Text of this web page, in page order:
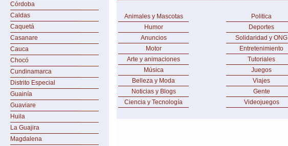
Córdoba
Caldas
Caquetá
Casanare
Cauca
Chocó
Cundinamarca
Distrito Especial
Guainía
Guaviare
Huila
La Guajira
Magdalena
Animales y Mascotas
Humor
Anuncios
Motor
Arte y animaciones
Música
Belleza y Moda
Noticias y Blogs
Ciencia y Tecnología
Politica
Deportes
Solidaridad y ONG
Entretenimiento
Tutoriales
Juegos
Viajes
Gente
Videojuegos